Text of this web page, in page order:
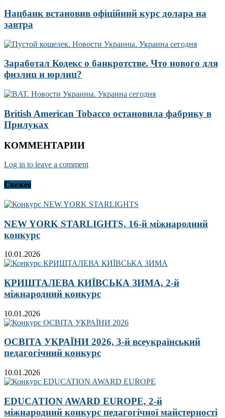
Нацбанк встановив офіційний курс долара на
завтра
Заработал Кодекс о банкротстве. Что нового для
физлиц и юрлиц?
British American Tobacco остановила фабрику в
Прилуках
КОММЕНТАРИИ
Log in to leave a comment
Свежее
NEW YORK STARLIGHTS, 16-й міжнародний
конкурс
10.01.2026
КРИШТАЛЕВА КИЇВСЬКА ЗИМА, 2-й
міжнародний конкурс
10.01.2026
ОСВІТА УКРАЇНИ 2026, 3-й всеукраїнський
педагогічний конкурс
10.01.2026
EDUCATION AWARD EUROPE, 2-й
міжнародний конкурс педагогічної майстерності